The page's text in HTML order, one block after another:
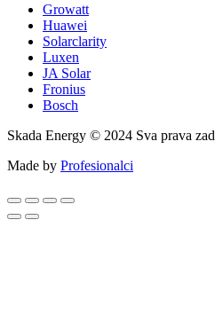
Growatt
Huawei
Solarclarity
Luxen
JA Solar
Fronius
Bosch
Skada Energy © 2024 Sva prava
Made by Profesionalci